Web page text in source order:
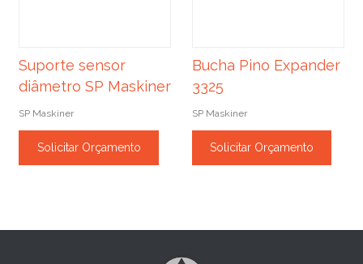
Suporte sensor
diâmetro SP Maskiner
SP Maskiner
Solicitar Orçamento
Bucha Pino Expander
3325
SP Maskiner
Solicitar Orçamento